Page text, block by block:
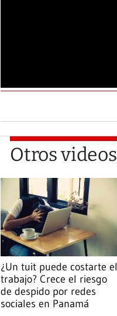
Otros videos
¿Un tuit puede costarte el
trabajo? Crece el riesgo
de despido por redes
sociales en Panamá